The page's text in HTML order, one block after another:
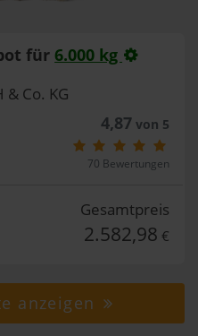
für 6.000 kg
& Co. KG
4,87von 5
70 Bewertungen
Gesamtpreis
2.582,98 €
anzeigen